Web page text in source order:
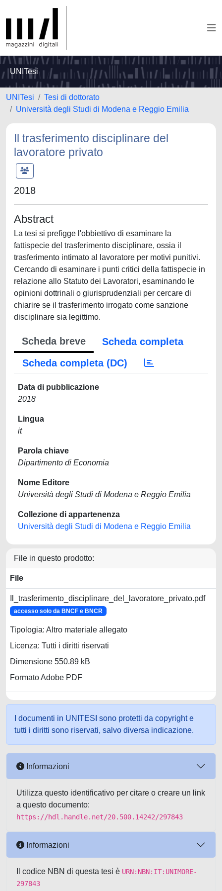
UNITesi
UNITesi
Tesi di dottorato
Università degli Studi di Modena e Reggio Emilia
Il trasferimento disciplinare del
lavoratore privato
2018
Abstract
La tesi si prefigge l'obbiettivo di esaminare la
fattispecie del trasferimento disciplinare, ossia il
trasferimento intimato al lavoratore per motivi punitivi.
Cercando di esaminare i punti critici della fattispecie in
relazione allo Statuto dei Lavoratori, esaminando le
opinioni dottrinali o giurisprudenziali per cercare di
chiarire se il trasferimento irrogato come sanzione
disciplinare sia legittimo.
Scheda breve
Scheda completa
Scheda completa (DC)
Data di pubblicazione
2018
Lingua
it
Parola chiave
Dipartimento di Economia
Nome Editore
Università degli Studi di Modena e Reggio Emilia
Collezione di appartenenza
Università degli Studi di Modena e Reggio Emilia
File in questo prodotto:
File
Il_trasferimento_disciplinare_del_lavoratore_privato.pdf
accesso solo da BNCF e BNCR
Tipologia: Altro materiale allegato
Licenza: Tutti i diritti riservati
Dimensione 550.89 kB
Formato Adobe PDF
I documenti in UNITESI sono protetti da copyright e
tutti i diritti sono riservati, salvo diversa indicazione.
Informazioni
Utilizza questo identificativo per citare o creare un link
a questo documento:
https://hdl.handle.net/20.500.14242/297843
Informazioni
Il codice NBN di questa tesi è URN:NBN:IT:UNIMORE-
297843